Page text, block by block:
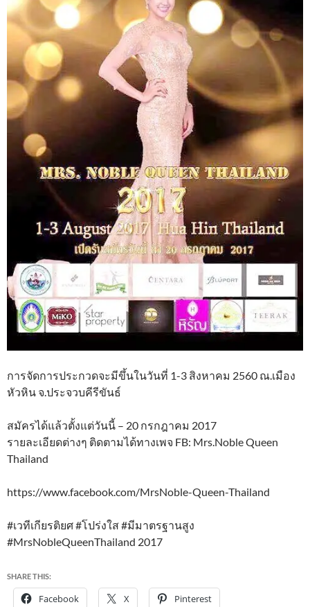
การจัดการประกวดจะมีขึ้นในวันที่ 1-3 สิงหาคม 2560 ณ.เมือง
หัวหิน จ.ประจวบคีรีขันธ์
สมัครได้แล้วตั้งแต่วันนี้ – 20 กรกฎาคม 2017
รายละเอียดต่างๆ ติดตามได้ทางเพจ FB: Mrs.Noble Queen
Thailand
https://www.facebook.com/MrsNoble-Queen-Thailand
#เวทีเกียรติยศ #โปร่งใส #มีมาตรฐานสูง
#MrsNobleQueenThailand 2017
SHARE THIS:
Facebook X Pinterest